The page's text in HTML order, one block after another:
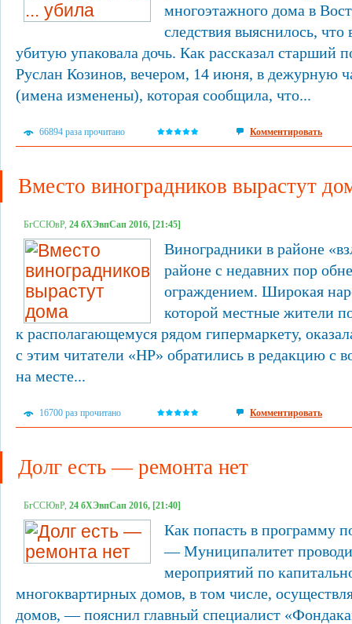
многоэтажного дома в
следствия выяснилось,
убитую упаковала дочь. Как рассказал старший
Руслан Козинов, вечером, 14 июня, в дежурную
(имена изменены), которая сообщила, что...
66894 раза прочитано Комментировать
Вместо виноградников вырастут
БгССЮвР, 24 бХЭвпСап 2016, [21:45]
Виноградники в районе
районе с недавних пор
ограждением. Широкая
которой местные жители
к располагающемуся рядом гипермаркету,
с этим читатели «НР» обратились в редакцию с
на месте...
16700 раз прочитано Комментировать
Долг есть — ремонта нет
БгССЮвР, 24 бХЭвпСап 2016, [21:40]
Как попасть в программу
— Муниципалитет
мероприятий по
многоквартирных домов, в том числе,
домов, — пояснил главный специалист